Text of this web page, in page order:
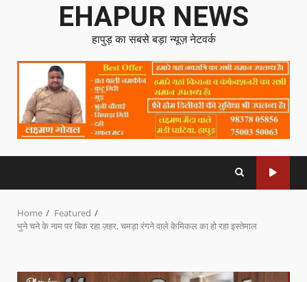
EHAPUR NEWS
हापुड़ का सबसे बड़ा न्यूज़ नेटवर्क
Home
Featured
भुने चने के नाम पर बिक रहा ज़हर, चमड़ा रंगने वाले केमिकल का हो रहा इस्तेमाल